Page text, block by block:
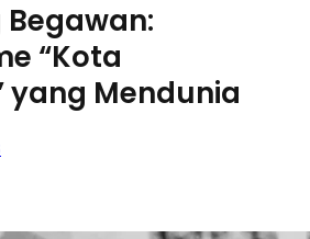
Begawan:
“Kota
yang Mendunia